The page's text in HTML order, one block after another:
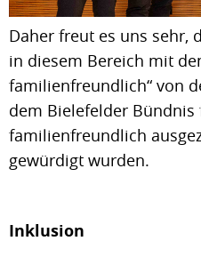
Daher freut es uns sehr,
in diesem Bereich mit
familienfreundlich“ von
dem Bielefelder Bündnis
familienfreundlich
gewürdigt wurden.
Inklusion